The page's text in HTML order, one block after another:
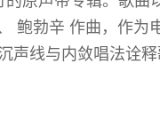
勃辛 作曲，作为
线与内敛唱法诠释